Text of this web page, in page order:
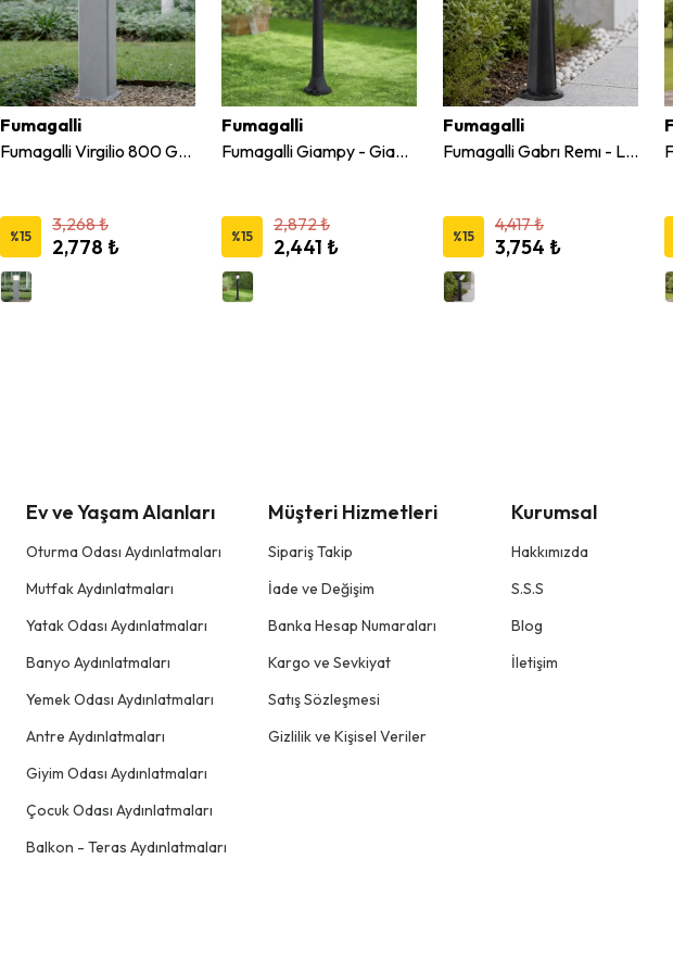
Fumagalli
Fumagalli Virgilio 800 Gri Armatür 8,5W
%15
3,268 ₺
2,778 ₺
Fumagalli
Fumagalli Giampy - Giaffa Siyah Opal Armatür 8,5W
%15
2,872 ₺
2,441 ₺
Fumagalli
Fumagalli Gabrı Remı - Lucia 2L Direk E27
%15
4,417 ₺
3,754 ₺
Ev ve Yaşam Alanları
Oturma Odası Aydınlatmaları
Mutfak Aydınlatmaları
Yatak Odası Aydınlatmaları
Banyo Aydınlatmaları
Yemek Odası Aydınlatmaları
Antre Aydınlatmaları
Giyim Odası Aydınlatmaları
Çocuk Odası Aydınlatmaları
Balkon - Teras Aydınlatmaları
Müşteri Hizmetleri
Sipariş Takip
İade ve Değişim
Banka Hesap Numaraları
Kargo ve Sevkiyat
Satış Sözleşmesi
Gizlilik ve Kişisel Veriler
Kurumsal
Hakkımızda
S.S.S
Blog
İletişim